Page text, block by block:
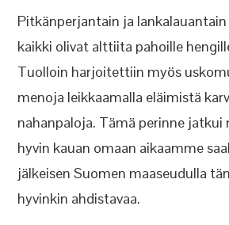
Pitkänperjantain ja lankalauantain
kaikki olivat alttiita pahoille
Tuolloin harjoitettiin myös
menoja leikkaamalla eläimistä
nahanpaloja. Tämä perinne jatkui
hyvin kauan omaan aikaamme
jälkeisen Suomen maaseudulla
hyvinkin ahdistavaa.